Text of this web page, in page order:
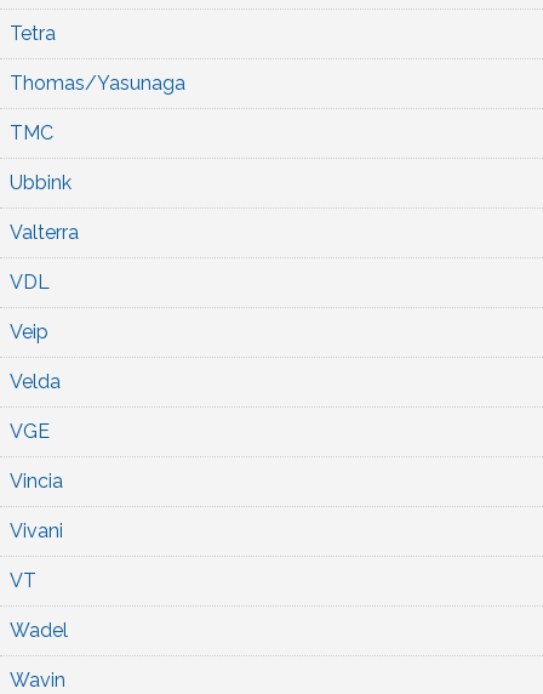
Tetra
Thomas/Yasunaga
TMC
Ubbink
Valterra
VDL
Veip
Velda
VGE
Vincia
Vivani
VT
Wadel
Wavin